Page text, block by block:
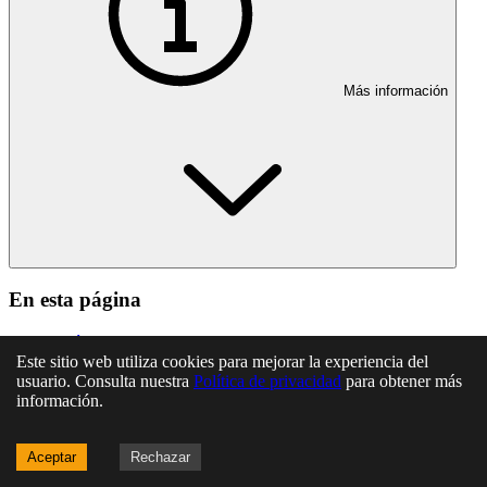
Más información
En esta página
Artículo 27
Artículo 28
Artículo 29
Artículo 30
Artículo 32
Artículo 33
Este sitio web utiliza cookies para mejorar la experiencia del
usuario. Consulta nuestra Política de privacidad para obtener más
información.
Aceptar Rechazar